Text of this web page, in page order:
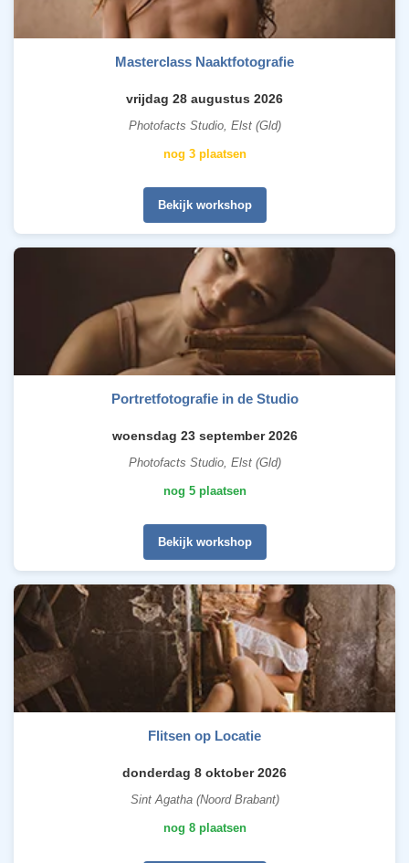
Masterclass Naaktfotografie
vrijdag 28 augustus 2026
Photofacts Studio, Elst (Gld)
nog 3 plaatsen
Bekijk workshop
Portretfotografie in de Studio
woensdag 23 september 2026
Photofacts Studio, Elst (Gld)
nog 5 plaatsen
Bekijk workshop
Flitsen op Locatie
donderdag 8 oktober 2026
Sint Agatha (Noord Brabant)
nog 8 plaatsen